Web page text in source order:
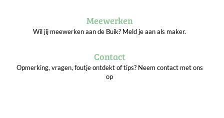
Meewerken
Wil jij meewerken aan de Buik? Meld je aan als maker.
Contact
Opmerking, vragen, foutje ontdekt of tips? Neem contact met ons
op